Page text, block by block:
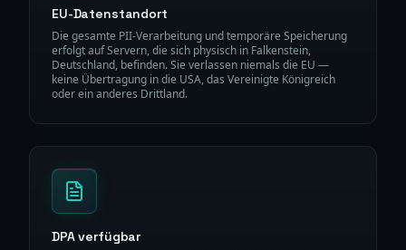
EU-Datenstandort
Die gesamte PII-Verarbeitung und temporäre Speicherung
erfolgt auf Servern, die sich physisch in Falkenstein,
Deutschland, befinden. Sie verlassen niemals die EU —
keine Übertragung in die USA, das Vereinigte Königreich
oder ein anderes Drittland.
DPA verfügbar